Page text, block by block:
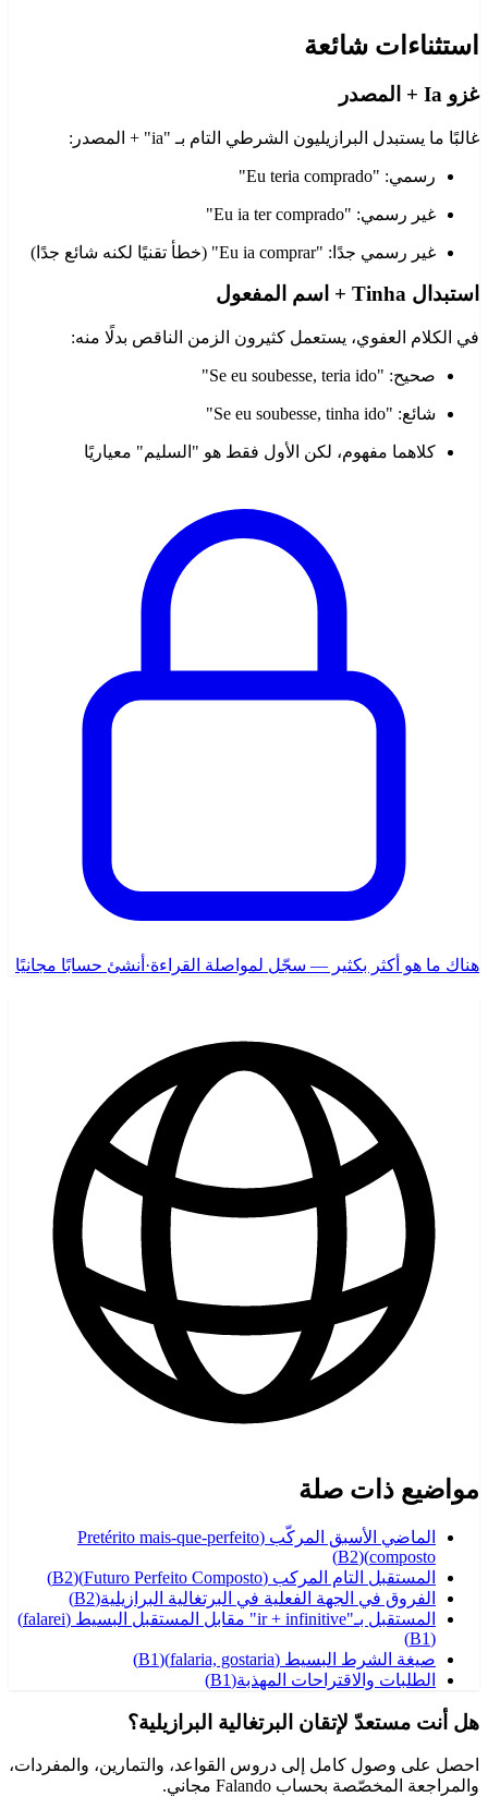
استثناءات شائعة
غزو Ia + المصدر
غالبًا ما يستبدل البرازيليون الشرطي التام بـ "ia" + المصدر:
رسمي: "Eu teria comprado"
غير رسمي: "Eu ia ter comprado"
غير رسمي جدًا: "Eu ia comprar" (خطأ تقنيًا لكنه شائع جدًا)
استبدال Tinha + اسم المفعول
في الكلام العفوي، يستعمل كثيرون الزمن الناقص بدلًا منه:
صحيح: "Se eu soubesse, teria ido"
شائع: "Se eu soubesse, tinha ido"
كلاهما مفهوم، لكن الأول فقط هو "السليم" معياريًا
هناك ما هو أكثر بكثير — سجّل لمواصلة القراءة· أنشئ حسابًا مجانيًا
مواضيع ذات صلة
الماضي الأسبق المركّب (Pretérito mais-que-perfeito
composto)
(
B2
)
المستقبل التام المركب (Futuro Perfeito Composto)
(
B2
)
الفروق في الجهة الفعلية في البرتغالية البرازيلية(
B2
)
المستقبل بـ"ir + infinitive" مقابل المستقبل البسيط (falarei)
(
B1
)
صيغة الشرط البسيط (falaria, gostaria)
(
B1
)
الطلبات والاقتراحات المهذبة(
B1
)
هل أنت مستعدّ لإتقان البرتغالية البرازيلية؟
احصل على وصول كامل إلى دروس القواعد، والتمارين، والمفردات،
والمراجعة المخصّصة بحساب Falando مجاني.